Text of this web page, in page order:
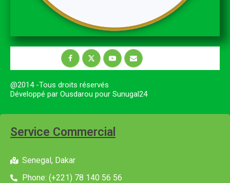
@2014 -Tous droits réservés
Développé par Ousdarou pour Sunugal24
Service Commercial
Senegal, Dakar
Phone: (+221) 78 140 56 56